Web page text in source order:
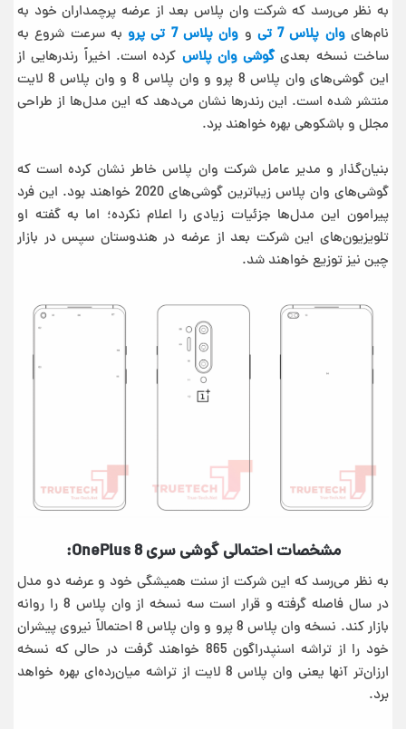
به نظر می‌رسد که شرکت وان پلاس بعد از عرضه پرچمداران خود به
نام‌هایوان پلاس 7 تی و وان پلاس 7 تی پرو
به سرعت شروع به
ساخت نسخه بعدیگوشی وان پلاس کرده است. اخیراً رندرهایی از
این گوشی‌های وان پلاس 8 پرو و وان پلاس 8 و وان پلاس 8 لایت
منتشر شده است. این رندرها نشان می‌دهد که این مدل‌ها از طراحی
مجلل و باشکوهی بهره خواهند برد.
بنیان‌گذار و مدیر عامل شرکت وان پلاس خاطر نشان کرده است که
گوشی‌های وان پلاس زیباترین گوشی‌های 2020 خواهند بود. این فرد
پیرامون این مدل‌ها جزئیات زیادی را اعلام نکرده؛ اما به گفته او
تلویزیون‌های این شرکت بعد از عرضه در هندوستان سپس در بازار
چین نیز توزیع خواهند شد.
مشخصات احتمالی گوشی سری OnePlus 8:
به نظر می‌رسد که این شرکت از سنت همیشگی خود و عرضه دو مدل
در سال فاصله گرفته و قرار است سه نسخه از وان پلاس 8 را روانه
بازار کند. نسخه وان پلاس 8 پرو و وان پلاس 8 احتمالاً نیروی پیشران
خود را از تراشه اسنپدراگون 865 خواهند گرفت در حالی که نسخه
ارزان‌تر آنها یعنی وان پلاس 8 لایت از تراشه میان‌رده‌ای بهره خواهد
برد.